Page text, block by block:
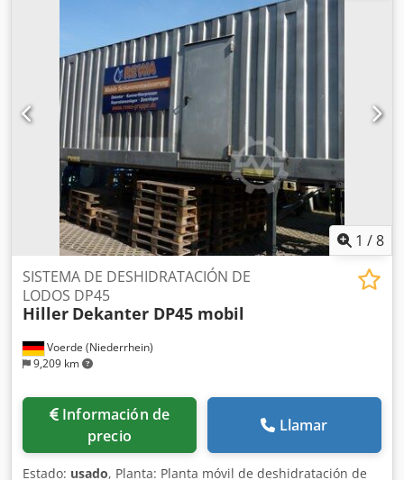
1 /8
Voerde (Niederrhein)
9,209 km
SISTEMA DE DESHIDRATACIÓN DE
LODOS DP45
Hiller Dekanter DP45 mobil
Información de
precio
Llamar
Estado: usado, Planta: Planta móvil de deshidratación de